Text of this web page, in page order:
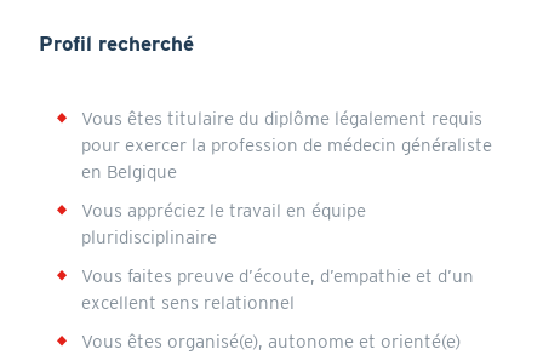
Profil recherché
Vous êtes titulaire du diplôme légalement requis
pour exercer la profession de médecin généraliste
en Belgique
Vous appréciez le travail en équipe
pluridisciplinaire
Vous faites preuve d’écoute, d’empathie et d’un
excellent sens relationnel
Vous êtes organisé(e), autonome et orienté(e)